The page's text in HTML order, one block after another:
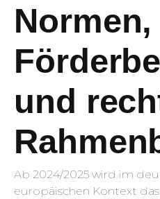
Normen,
und
Ab 2024/2025 wird im
europäischen Kontext